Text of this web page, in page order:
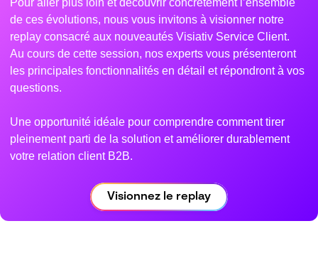
de ces évolutions, nous vous invitons à visionner notre
replay consacré aux nouveautés Visiativ Service Client.
Au cours de cette session, nos experts vous présenteront
les principales fonctionnalités en détail et répondront à vos
questions.
Une opportunité idéale pour comprendre comment tirer
pleinement parti de la solution et améliorer durablement
votre relation client B2B.
Visionnez le replay